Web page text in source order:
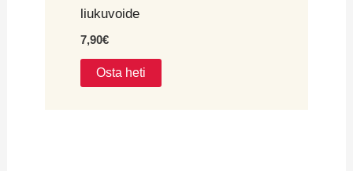
liukuvoide
7,90€
Osta heti